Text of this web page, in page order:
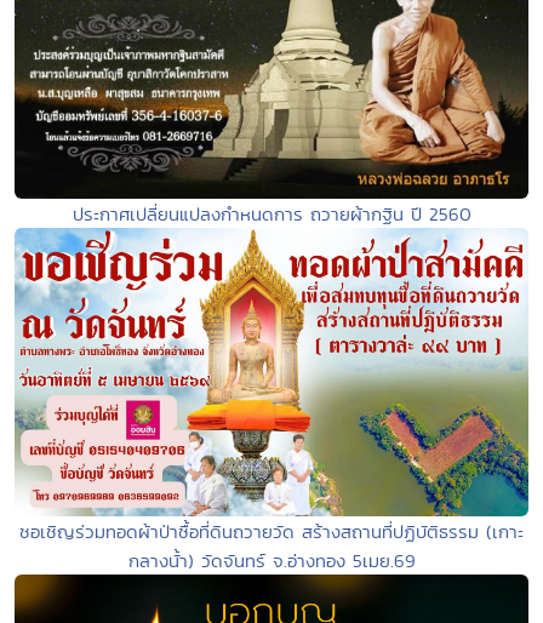
ประกาศเปลี่ยนแปลงกำหนดการ ถวายผ้ากฐิน ปี 2560
ชอเชิญร่วมทอดผ้าป่าซื้อที่ดินถวายวัด สร้างสถานที่ปฏิบัติธรรม (เกาะ
กลางนั้า) วัดจันทร์ จ.อ่างทอง 5เมย.69